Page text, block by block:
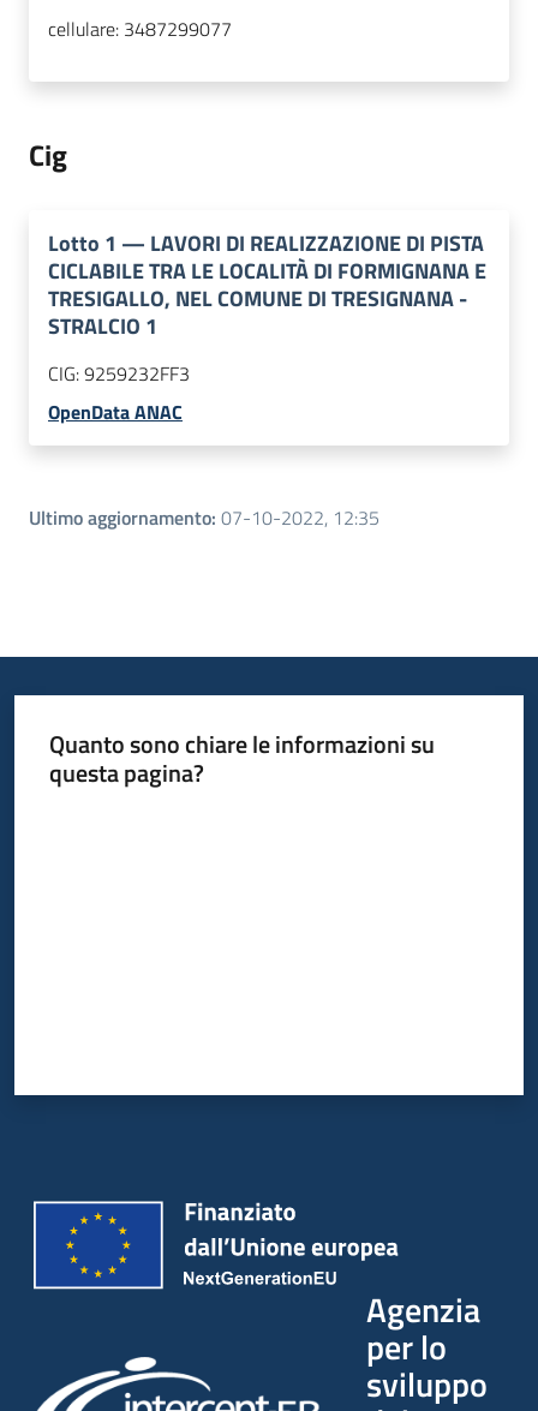
cellulare: 3487299077
Cig
Lotto 1 — LAVORI DI REALIZZAZIONE DI PISTA
CICLABILE TRA LE LOCALITÀ DI FORMIGNANA E
TRESIGALLO, NEL COMUNE DI TRESIGNANA -
STRALCIO 1
CIG:9259232FF3
OpenData ANAC
Ultimo aggiornamento: 07-10-2022, 12:35
Quanto sono chiare le informazioni su
questa pagina?
Agenzia
per lo
sviluppo